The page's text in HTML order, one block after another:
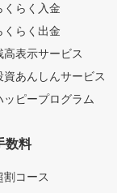
くらく入金
くらく出金
高表示サービス
資あんしんサービス
ッピープログラム
数料
割コース